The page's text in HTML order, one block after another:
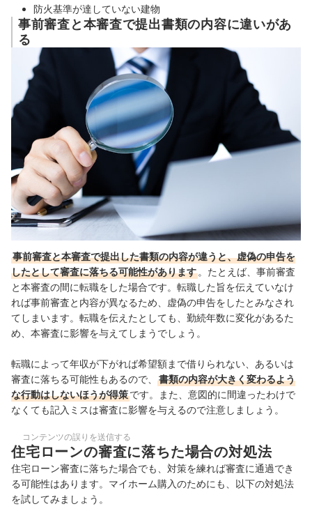
防火基準が達していない建物
事前審査と本審査で提出書類の内容に違いがあ
る
事前審査と本審査で提出した書類の内容が違うと、虚偽の申告を
したとして審査に落ちる可能性があります 。 たとえば、事前審査
と本審査の間に転職をした場合です。転職した旨を伝えていなけ
れば事前審査と内容が異なるため、虚偽の申告をしたとみなされ
てしまいます。転職を伝えたとしても、勤続年数に変化があるた
め、本審査に影響を与えてしまうでしょう。
転職によって年収が下がれば希望額まで借りられない、あるいは
審査に落ちる可能性もあるので、
書類の内容が大きく変わるよう
な行動はしないほうが得策です。また、 意図的に間違ったわけで
なくても記入ミスは審査に影響を与えるので注意しましょう。
コンテンツの誤りを送信する
住宅ローンの審査に落ちた場合の対処法
住宅ローン審査に落ちた場合でも、対策を練れば審査に通過でき
る可能性はあります。マイホーム購入のためにも、以下の対処法
を試してみましょう。